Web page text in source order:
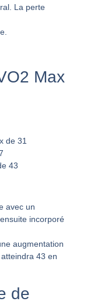
La perte
Max
de 31
43
avec un
incorporé
augmentation
43 en
de